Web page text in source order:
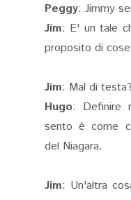
Peggy: Jimmy
Jim: E' un tale
proposito di
Jim: Mal di testa?
Hugo: Definire
sento è come
del Niagara.
Jim: Un'altra